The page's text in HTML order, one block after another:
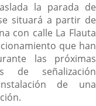
la parada de
situará a partir de
con calle La Flauta
que han
las próximas
de señalización
de una